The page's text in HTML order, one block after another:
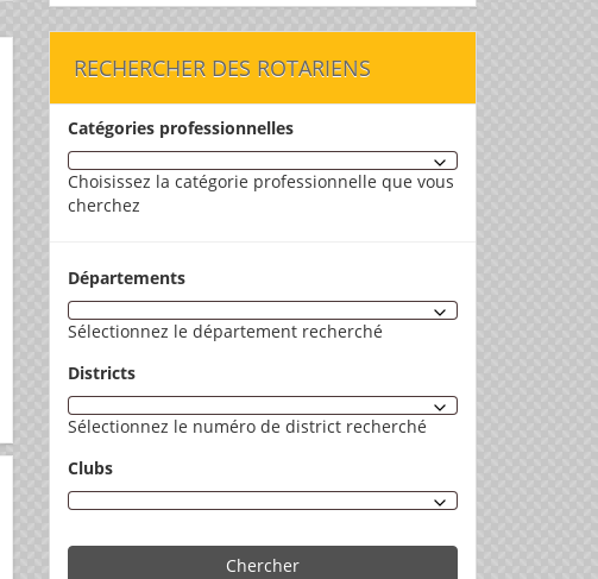
RECHERCHER DES ROTARIENS
Catégories professionnelles
Choisissez la catégorie professionnelle que vous
cherchez
Départements
Sélectionnez le département recherché
Districts
Sélectionnez le numéro de district recherché
Clubs
Chercher